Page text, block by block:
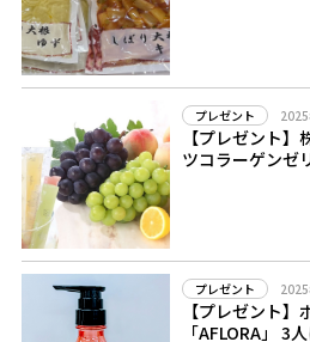
プレゼント
【プレゼント
ツコラーゲンゼ
プレゼント
【プレゼント
「AFLORA」 3